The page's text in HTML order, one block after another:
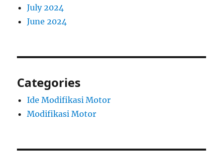
July 2024
June 2024
Categories
Ide Modifikasi Motor
Modifikasi Motor